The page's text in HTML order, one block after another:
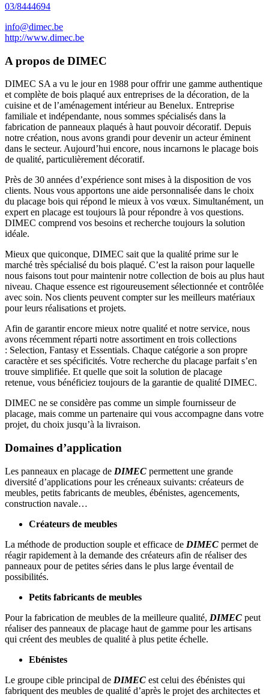
03/8444694
info@dimec.be
http://www.dimec.be
A propos de DIMEC
DIMEC SA a vu le jour en 1988 pour offrir une gamme authentique
et complète de bois plaqué aux entreprises de la décoration, de la
cuisine et de l’aménagement intérieur au Benelux. Entreprise
familiale et indépendante, nous sommes spécialisés dans la
fabrication de panneaux plaqués à haut pouvoir décoratif. Depuis
notre création, nous avons grandi pour devenir un acteur éminent
dans le secteur. Aujourd’hui encore, nous incarnons le placage bois
de qualité, particulièrement décoratif.
Près de 30 années d’expérience sont mises à la disposition de vos
clients. Nous vous apportons une aide personnalisée dans le choix
du placage bois qui répond le mieux à vos vœux. Simultanément, un
expert en placage est toujours là pour répondre à vos questions.
DIMEC comprend vos besoins et recherche toujours la solution
idéale.
Mieux que quiconque, DIMEC sait que la qualité prime sur le
marché très spécialisé du bois plaqué. C’est la raison pour laquelle
nous faisons tout pour maintenir notre collection de bois au plus haut
niveau. Chaque essence est rigoureusement sélectionnée et contrôlée
avec soin. Nos clients peuvent compter sur les meilleurs matériaux
pour leurs réalisations et projets.
Afin de garantir encore mieux notre qualité et notre service, nous
avons récemment réparti notre assortiment en trois collections
: Selection, Fantasy et Essentials. Chaque catégorie a son propre
caractère et ses spécificités. Votre recherche du placage parfait s’en
trouve simplifiée. Et quelle que soit la solution de placage
retenue, vous bénéficiez toujours de la garantie de qualité DIMEC.
DIMEC ne se considère pas comme un simple fournisseur de
placage, mais comme un partenaire qui vous accompagne dans votre
projet, du choix jusqu’à la livraison.
Domaines d’application
Les panneaux en placage de DIMEC permettent une grande
diversité d’applications pour les créneaux suivants: créateurs de
meubles, petits fabricants de meubles, ébénistes, agencements,
construction navale…
Créateurs de meubles
La méthode de production souple et efficace de DIMEC permet de
réagir rapidement à la demande des créateurs afin de réaliser des
panneaux pour de petites séries dans le plus large éventail de
possibilités.
Petits fabricants de meubles
Pour la fabrication de meubles de la meilleure qualité, DIMEC peut
réaliser des panneaux de placage haut de gamme pour les artisans
qui créent des meubles de qualité à plus petite échelle.
​Ebénistes
Le groupe cible principal de DIMEC est celui des ébénistes qui
fabriquent des meubles de qualité d’après le projet des architectes et